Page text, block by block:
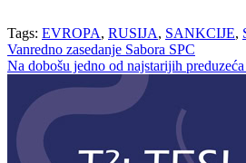
Tags: EVROPA, RUSIJA, SANKCIJE,
Navigacija
članaka
Vanredno zasedanje Sabora SPC
Na dobošu jedno od najstarijih